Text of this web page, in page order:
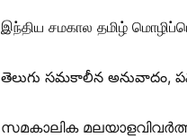
இந்திய சமகால தமிழ்
తెలుగు సమకాలీన అనువాదం,
സമകാലിക